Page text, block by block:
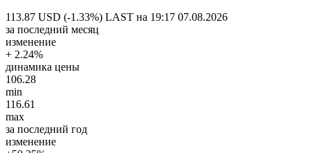
113.87 USD (-1.33%) LAST на 19:17 07.08.2026
за последний месяц
изменение
+ 2.24%
динамика цены
106.28
min
116.61
max
за последний год
изменение